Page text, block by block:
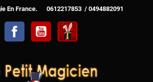
En France. 0612217853 / 0494882091
Facebook YouTube